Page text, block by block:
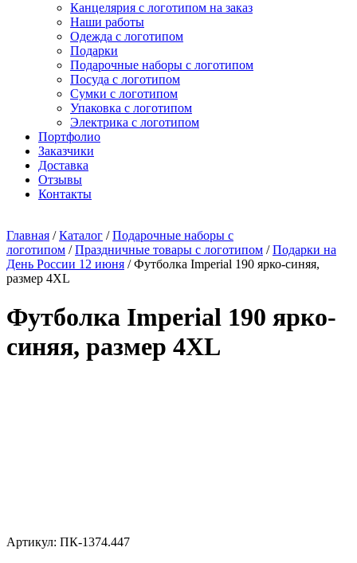
Канцелярия с логотипом на заказ
Наши работы
Одежда с логотипом
Подарки
Подарочные наборы с логотипом
Посуда с логотипом
Сумки с логотипом
Упаковка с логотипом
Электрика с логотипом
Портфолио
Заказчики
Доставка
Отзывы
Контакты
Главная /Каталог /Подарочные наборы с
логотипом /Праздничные товары с логотипом /Подарки на
День России 12 июня / Футболка Imperial 190 ярко-синяя,
размер 4XL
Футболка Imperial 190 ярко-
синяя, размер 4XL
Артикул: ПК-1374.447